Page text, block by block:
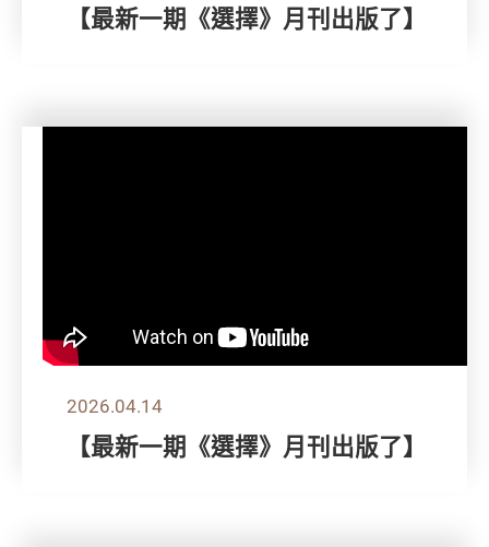
【最新一期《選擇》月刊出版了】
2026.04.14
【最新一期《選擇》月刊出版了】